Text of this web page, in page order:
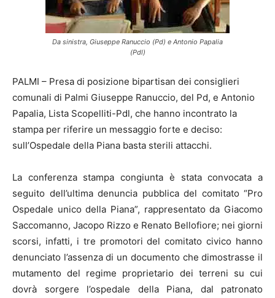
Da sinistra, Giuseppe Ranuccio (Pd) e Antonio Papalia
(Pdl)
PALMI – Presa di posizione bipartisan dei consiglieri
comunali di Palmi Giuseppe Ranuccio, del Pd, e Antonio
Papalia, Lista Scopelliti-Pdl, che hanno incontrato la
stampa per riferire un messaggio forte e deciso:
sull’Ospedale della Piana basta sterili attacchi.
La conferenza stampa congiunta è stata convocata a
seguito dell’ultima denuncia pubblica del comitato “Pro
Ospedale unico della Piana”, rappresentato da Giacomo
Saccomanno, Jacopo Rizzo e Renato Bellofiore; nei giorni
scorsi, infatti, i tre promotori del comitato civico hanno
denunciato l’assenza di un documento che dimostrasse il
mutamento del regime proprietario dei terreni su cui
dovrà sorgere l’ospedale della Piana, dal patronato